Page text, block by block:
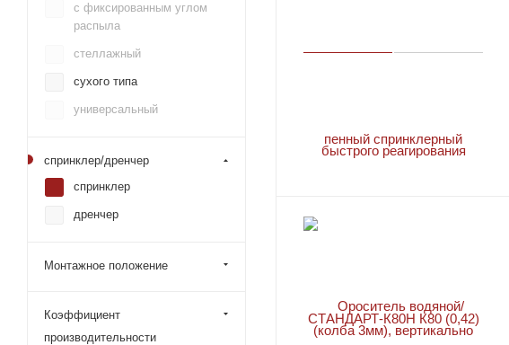
TY323
TY3236 TY-FRFS
TY3251
TY3255 DS-1
TY3280
TY3332
TY3351
с фиксированным углом
распыла
стеллажный
сухого типа
универсальный
спринклер/дренчер
спринклер
дренчер
Монтажное положение
Коэффициент
производительности